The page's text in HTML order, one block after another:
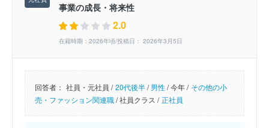
事業の成長・将来性
2.0
在籍時期：2026年頃/投稿日： 2026年3月5日
回答者： 社員・元社員 / 20代後半/男性/今年 / その他の小
売・ファッション関連職/社員クラス / 正社員